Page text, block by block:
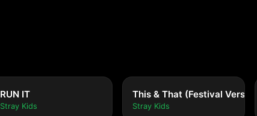
RUN IT
Stray Kids
This & That (Festival Version)
Stray Kids